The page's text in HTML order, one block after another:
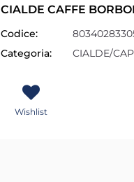
CIALDE CAFFE
Codice:
Categoria:
CIALDE/
Wishlist